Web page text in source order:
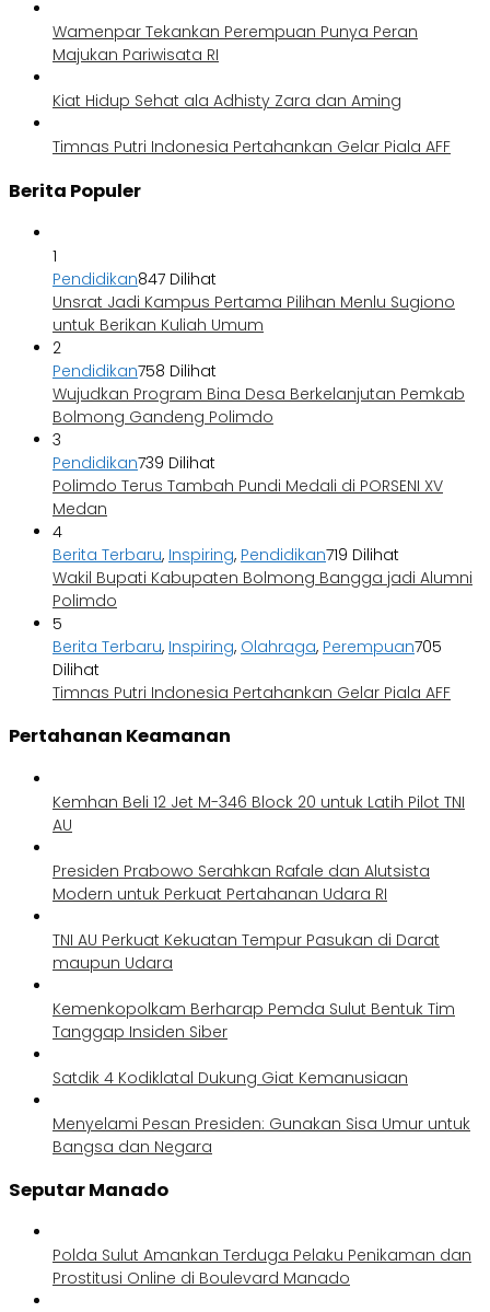
Wamenpar Tekankan Perempuan Punya Peran
Majukan Pariwisata RI
Kiat Hidup Sehat ala Adhisty Zara dan Aming
Timnas Putri Indonesia Pertahankan Gelar Piala AFF
Berita Populer
1
Pendidikan847 Dilihat
Unsrat Jadi Kampus Pertama Pilihan Menlu Sugiono
untuk Berikan Kuliah Umum
2
Pendidikan758 Dilihat
Wujudkan Program Bina Desa Berkelanjutan Pemkab
Bolmong Gandeng Polimdo
3
Pendidikan739 Dilihat
Polimdo Terus Tambah Pundi Medali di PORSENI XV
Medan
4
Berita Terbaru, Inspiring, Pendidikan719 Dilihat
Wakil Bupati Kabupaten Bolmong Bangga jadi Alumni
Polimdo
5
Berita Terbaru, Inspiring, Olahraga, Perempuan705
Dilihat
Timnas Putri Indonesia Pertahankan Gelar Piala AFF
Pertahanan Keamanan
Kemhan Beli 12 Jet M-346 Block 20 untuk Latih Pilot TNI
AU
Presiden Prabowo Serahkan Rafale dan Alutsista
Modern untuk Perkuat Pertahanan Udara RI
TNI AU Perkuat Kekuatan Tempur Pasukan di Darat
maupun Udara
Kemenkopolkam Berharap Pemda Sulut Bentuk Tim
Tanggap Insiden Siber
Satdik 4 Kodiklatal Dukung Giat Kemanusiaan
Menyelami Pesan Presiden: Gunakan Sisa Umur untuk
Bangsa dan Negara
Seputar Manado
Polda Sulut Amankan Terduga Pelaku Penikaman dan
Prostitusi Online di Boulevard Manado